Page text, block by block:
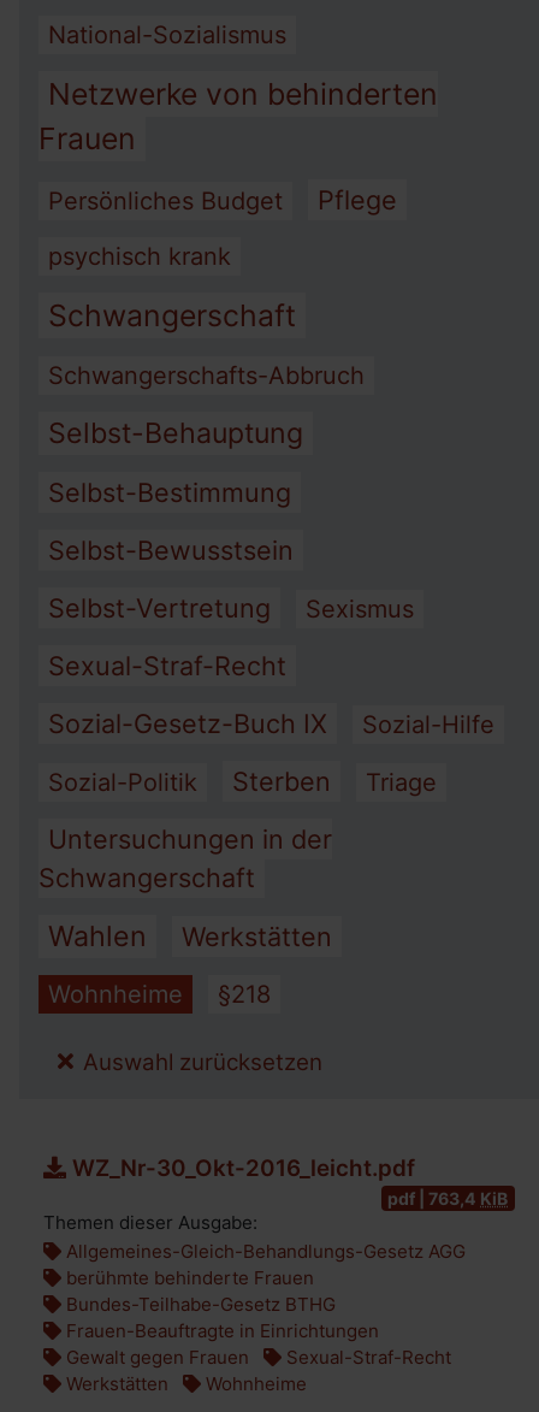
National-Sozialismus
Netzwerke von behinderten
Frauen
Persönliches Budget Pflege
psychisch krank
Schwangerschaft
Schwangerschafts-Abbruch
Selbst-Behauptung
Selbst-Bestimmung
Selbst-Bewusstsein
Selbst-Vertretung
Sexismus
Sexual-Straf-Recht
Sozial-Gesetz-Buch IX
Sozial-Hilfe
Sozial-Politik
Sterben Triage
Untersuchungen in der
Schwangerschaft
Wahlen Werkstätten
Wohnheime §218
Auswahl zurücksetzen
WZ_Nr-30_Okt-2016_leicht.pdf
pdf | 763,4 KiB
Themen dieser Ausgabe:
Allgemeines-Gleich-Behandlungs-Gesetz AGG
berühmte behinderte Frauen
Bundes-Teilhabe-Gesetz BTHG
Frauen-Beauftragte in Einrichtungen
Gewalt gegen Frauen
Sexual-Straf-Recht
Werkstätten
Wohnheime